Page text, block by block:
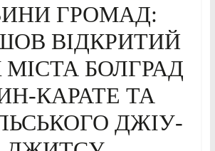
ГРОМАД:
ВІДКРИТИЙ
БОЛГРАД
КАРАТЕ ТА
ДЖІУ-